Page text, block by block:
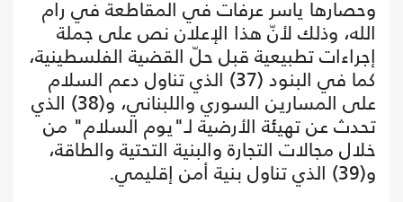
وحصارها ياسر عرفات في المقاطعة في رام
الله، وذلك لأنّ هذا الإعلان نص على جملة
إجراءات تطبيعية قبل حلّ القضية الفلسطينية،
كما في البنود (37) الذي تناول دعم السلام
على المسارين السوري واللبناني، و(38) الذي
تحدث عن تهيئة الأرضية لـ"يوم السلام" من
خلال مجالات التجارة والبنية التحتية والطاقة،
و(39) الذي تناول بنية أمن إقليمي.